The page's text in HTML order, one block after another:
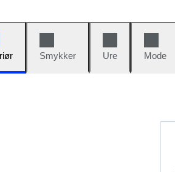
Smykker Ure Mode